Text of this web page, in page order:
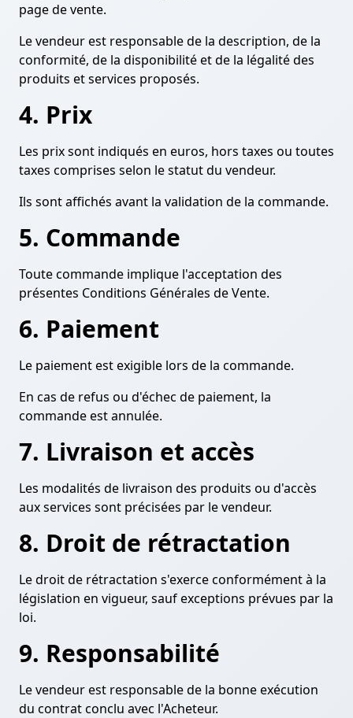
page de vente.
Le vendeur est responsable de la description, de la
conformité, de la disponibilité et de la légalité des
produits et services proposés.
4. Prix
Les prix sont indiqués en euros, hors taxes ou toutes
taxes comprises selon le statut du vendeur.
Ils sont affichés avant la validation de la commande.
5. Commande
Toute commande implique l'acceptation des
présentes Conditions Générales de Vente.
6. Paiement
Le paiement est exigible lors de la commande.
En cas de refus ou d'échec de paiement, la
commande est annulée.
7. Livraison et accès
Les modalités de livraison des produits ou d'accès
aux services sont précisées par le vendeur.
8. Droit de rétractation
Le droit de rétractation s'exerce conformément à la
législation en vigueur, sauf exceptions prévues par la
loi.
9. Responsabilité
Le vendeur est responsable de la bonne exécution
du contrat conclu avec l'Acheteur.